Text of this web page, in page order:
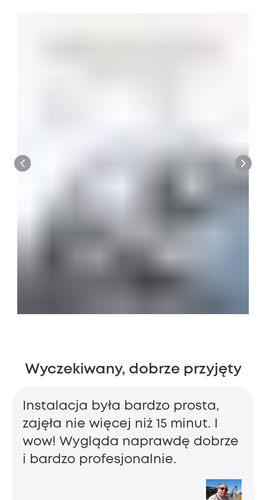
Wyczekiwany, dobrze przyjęty
Instalacja była bardzo prosta,
zajęła nie więcej niż 15 minut. I
wow! Wygląda naprawdę dobrze
i bardzo profesjonalnie.